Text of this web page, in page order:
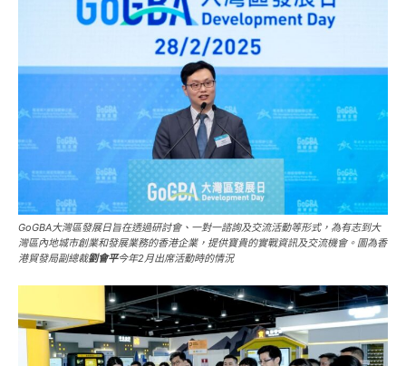
GoGBA大灣區發展日旨在透過研討會、一對一諮詢及交流活動等形式，為有志到大
灣區內地城市創業和發展業務的香港企業，提供寶貴的實戰資訊及交流機會。圖為香
港貿發局副總裁劉會平今年2月出席活動時的情況